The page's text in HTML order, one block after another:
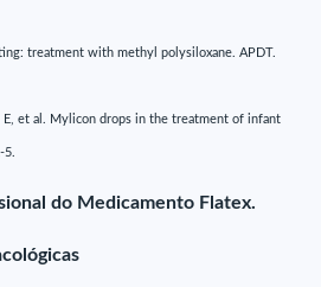
treatment with methyl polysiloxane. APDT.
E, et al. Mylicon drops in the treatment of infant
do Medicamento Flatex.